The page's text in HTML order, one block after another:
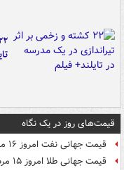
قیمت‌های روز در یک نگاه
قیمت جهانی نفت امروز ۱۶ مرداد
قیمت جهانی طلا امروز ۱۵ مرداد